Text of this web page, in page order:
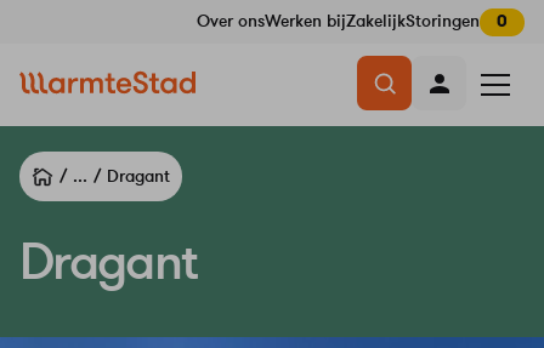
overslaan
Over onsWerken bijZakelijkStoringen 0
openen
... Dragant
Dragant